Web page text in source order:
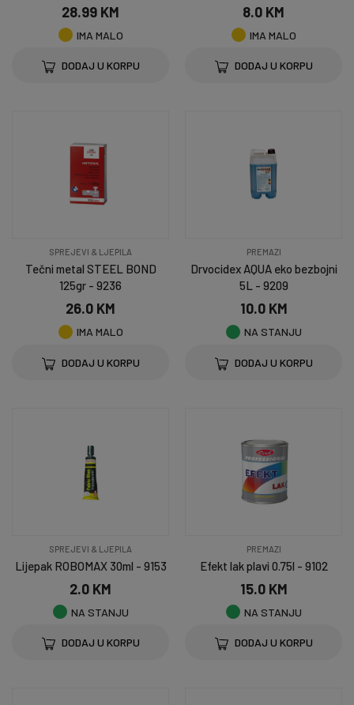
28.99 KM
IMA MALO
DODAJ U KORPU
8.0 KM
IMA MALO
DODAJ U KORPU
SPREJEVI & LJEPILA
Tečni metal STEEL BOND
125gr - 9236
26.0 KM
IMA MALO
DODAJ U KORPU
PREMAZI
Drvocidex AQUA eko bezbojni
5L - 9209
10.0 KM
NA STANJU
DODAJ U KORPU
SPREJEVI & LJEPILA
Lijepak ROBOMAX 30ml - 9153
2.0 KM
NA STANJU
DODAJ U KORPU
PREMAZI
Efekt lak plavi 0.75l - 9102
15.0 KM
NA STANJU
DODAJ U KORPU